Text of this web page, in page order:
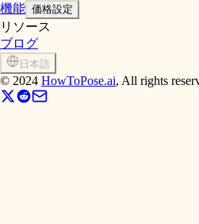
機能 価格設定
リソース
ブログ
日本語
© 2024 HowToPose.ai, All rights